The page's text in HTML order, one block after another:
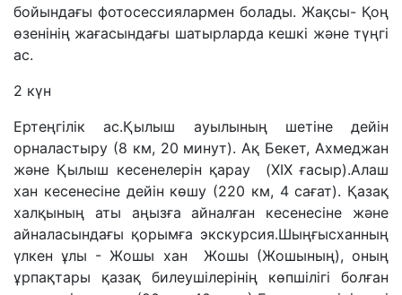
бойындағы фотосессиялармен болады. Жақсы- Қоң
өзенінің жағасындағы шатырларда кешкі және түңгі
ас.
2 күн
Ертеңгілік ас.Қылыш ауылының шетіне дейін
орналастыру (8 км, 20 минут). Ақ Бекет, Ахмеджан
және Қылыш кесенелерін қарау (XIX ғасыр).Алаш
хан кесенесіне дейін көшу (220 км, 4 сағат). Қазақ
халқының аты аңызға айналған кесенесіне және
айналасындағы қорымға экскурсия.Шыңғысханның
үлкен ұлы - Жошы хан Жошы (Жошының), оның
ұрпақтары қазақ билеушілерінің көпшілігі болған